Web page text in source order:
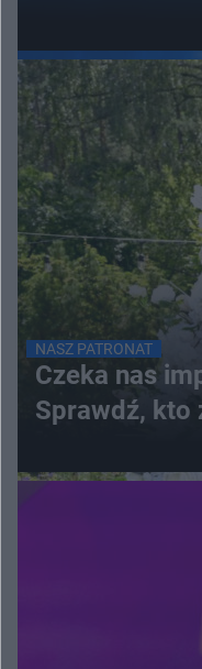
NASZ PATRONAT
Czeka nas
Sprawdź, kto